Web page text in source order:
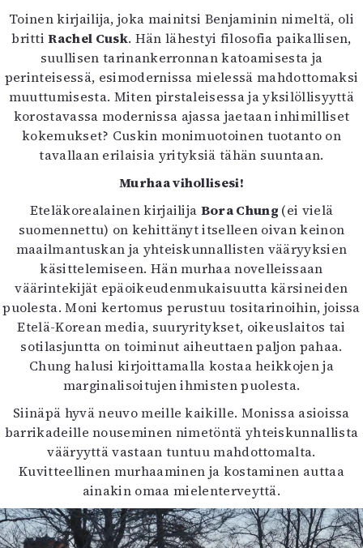
Toinen kirjailija, joka mainitsi Benjaminin nimeltä, oli
brittiRachel Cusk. Hän lähestyi filosofia paikallisen,
suullisen tarinankerronnan katoamisesta ja
perinteisessä, esimodernissa mielessä mahdottomaksi
muuttumisesta. Miten pirstaleisessa ja yksilöllisyyttä
korostavassa modernissa ajassa jaetaan inhimilliset
kokemukset? Cuskin monimuotoinen tuotanto on
tavallaan erilaisia yrityksiä tähän suuntaan.
Murhaa vihollisesi!
Eteläkorealainen kirjailija Bora Chung (ei vielä
suomennettu) on kehittänyt itselleen oivan keinon
maailmantuskan ja yhteiskunnallisten vääryyksien
käsittelemiseen. Hän murhaa novelleissaan
väärintekijät epäoikeudenmukaisuutta kärsineiden
puolesta. Moni kertomus perustuu tositarinoihin, joissa
Etelä-Korean media, suuryritykset, oikeuslaitos tai
sotilasjuntta on toiminut aiheuttaen paljon pahaa.
Chung halusi kirjoittamalla kostaa heikkojen ja
marginalisoitujen ihmisten puolesta.
Siinäpä hyvä neuvo meille kaikille. Monissa asioissa
barrikadeille nouseminen nimetöntä yhteiskunnallista
vääryyttä vastaan tuntuu mahdottomalta.
Kuvitteellinen murhaaminen ja kostaminen auttaa
ainakin omaa mielenterveyttä.